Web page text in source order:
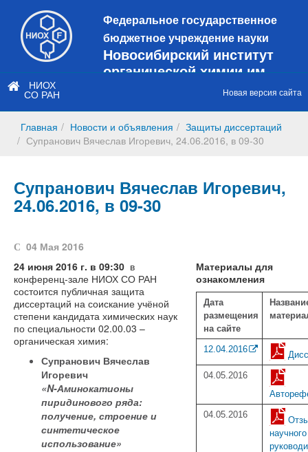
Федеральное государственное
бюджетное учреждение науки
Новосибирский институт
органической химии им.
сайт
https://web3.nioch.nsc.ru/nioch/
НИОХ
СО РАН Новая версия сайта
Главная Новости и объявления
Защиты диссертаций
Супранович Вячеслав Игоревич, 24.06.2016, в 09-30
Супранович Вячеслав Игоревич,
24.06.2016, в 09-30
04 Мая 2016
24 июня 2016 г. в 09:30 в
конференц-зале НИОХ СО РАН
состоится публичная защита
диссертаций на соискание учёной
степени кандидата химических наук
по специальности 02.00.03 –
органическая химия:
Супранович Вячеслав
Игоревич
«N-Аминокатионы
пиридинового ряда:
получение, строение и
синтетическое
использование»
Материалы для
ознакомления
Дата
размещения
на сайте
12.04.2016
04.05.2016
04.05.2016
научного